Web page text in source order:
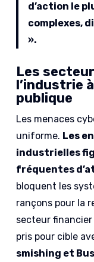
d’action le
complexes,
».
Les
l’industrie
publique
Les menaces
uniforme. Les
industrielles
fréquentes
bloquent les
rançons pour la
secteur
pris pour cible
smishing et